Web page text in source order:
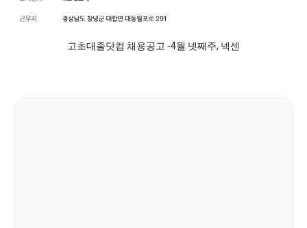
고초대졸닷컴 채용공고 -4월 넷째주, 넥센